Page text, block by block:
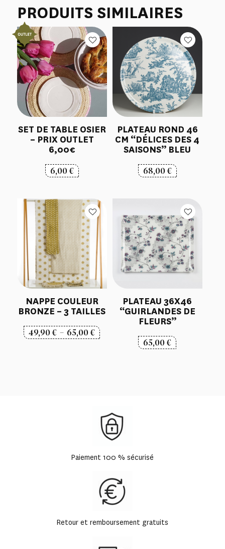
PRODUITS SIMILAIRES
SET DE TABLE OSIER
– PRIX OUTLET
6,00€
6,00€
PLATEAU ROND 46
CM “DÉLICES DES 4
SAISONS” BLEU
68,00€
NAPPE COULEUR
BRONZE – 3 TAILLES
49,90€ – 65,00€Plage
PLATEAU 36X46
“GUIRLANDES DE
FLEURS”
65,00€
Paiement 100 % sécurisé
Retour et remboursement gratuits